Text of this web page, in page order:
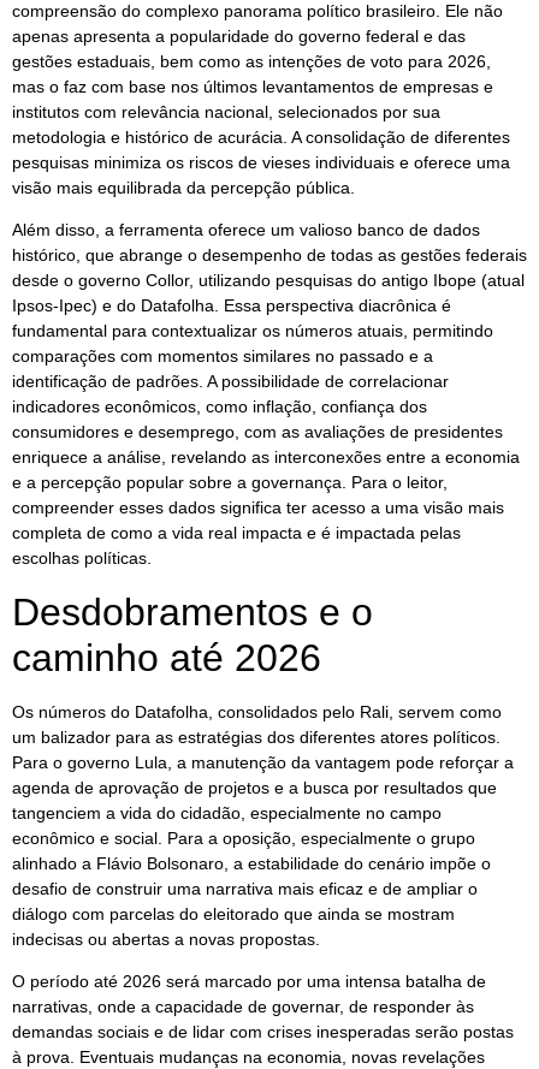
compreensão do complexo panorama político brasileiro. Ele não
apenas apresenta a popularidade do governo federal e das
gestões estaduais, bem como as intenções de voto para 2026,
mas o faz com base nos últimos levantamentos de empresas e
institutos com relevância nacional, selecionados por sua
metodologia e histórico de acurácia. A consolidação de diferentes
pesquisas minimiza os riscos de vieses individuais e oferece uma
visão mais equilibrada da percepção pública.
Além disso, a ferramenta oferece um valioso banco de dados
histórico, que abrange o desempenho de todas as gestões federais
desde o governo Collor, utilizando pesquisas do antigo Ibope (atual
Ipsos-Ipec) e do Datafolha. Essa perspectiva diacrônica é
fundamental para contextualizar os números atuais, permitindo
comparações com momentos similares no passado e a
identificação de padrões. A possibilidade de correlacionar
indicadores econômicos, como inflação, confiança dos
consumidores e desemprego, com as avaliações de presidentes
enriquece a análise, revelando as interconexões entre a economia
e a percepção popular sobre a governança. Para o leitor,
compreender esses dados significa ter acesso a uma visão mais
completa de como a vida real impacta e é impactada pelas
escolhas políticas.
Desdobramentos e o
caminho até 2026
Os números do Datafolha, consolidados pelo Rali, servem como
um balizador para as estratégias dos diferentes atores políticos.
Para o governo Lula, a manutenção da vantagem pode reforçar a
agenda de aprovação de projetos e a busca por resultados que
tangenciem a vida do cidadão, especialmente no campo
econômico e social. Para a oposição, especialmente o grupo
alinhado a Flávio Bolsonaro, a estabilidade do cenário impõe o
desafio de construir uma narrativa mais eficaz e de ampliar o
diálogo com parcelas do eleitorado que ainda se mostram
indecisas ou abertas a novas propostas.
O período até 2026 será marcado por uma intensa batalha de
narrativas, onde a capacidade de governar, de responder às
demandas sociais e de lidar com crises inesperadas serão postas
à prova. Eventuais mudanças na economia, novas revelações